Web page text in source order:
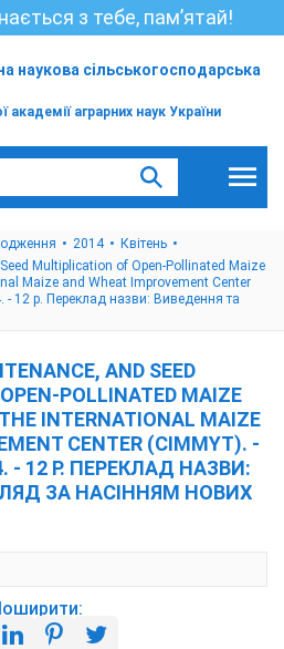
з тебе, пам’ятай!
наукова сільськогосподарська
академії аграрних наук України
2014
Квітень
Multiplication of Open-Pollinated Maize
Maize and Wheat Improvement Center
- 12 p. Переклад назви: Виведення та
AND SEED
POLLINATED MAIZE
INTERNATIONAL MAIZE
CENTER (CIMMYT). -
- 12 P. ПЕРЕКЛАД НАЗВИ:
ЗА НАСІННЯМ НОВИХ